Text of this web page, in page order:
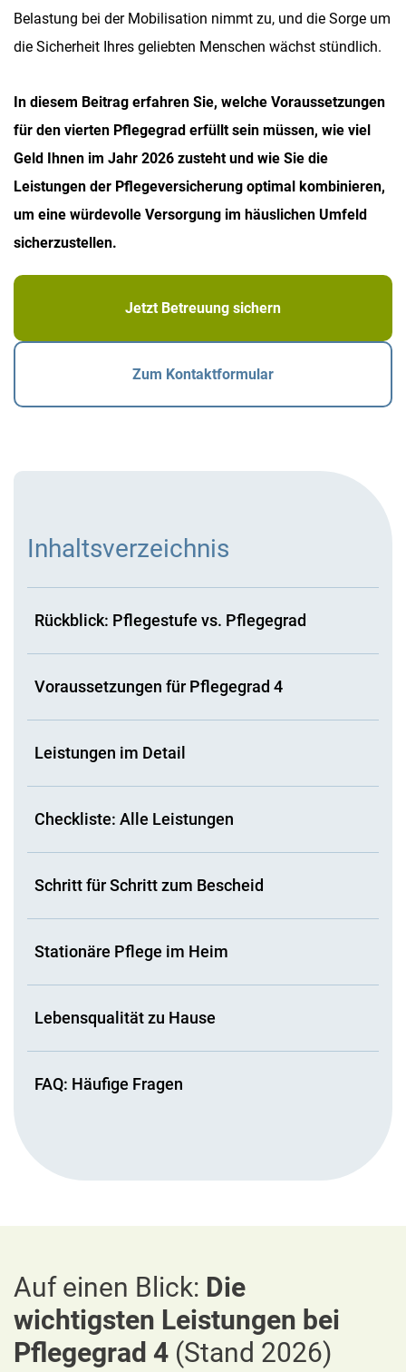
Belastung bei der Mobilisation nimmt zu, und die Sorge um
die Sicherheit Ihres geliebten Menschen wächst stündlich.
In diesem Beitrag erfahren Sie, welche Voraussetzungen
für den vierten Pflegegrad erfüllt sein müssen, wie viel
Geld Ihnen im Jahr 2026 zusteht und wie Sie die
Leistungen der Pflegeversicherung optimal kombinieren,
um eine würdevolle Versorgung im häuslichen Umfeld
sicherzustellen.
Jetzt Betreuung sichern
Zum Kontaktformular
Inhaltsverzeichnis
Rückblick: Pflegestufe vs. Pflegegrad
Voraussetzungen für Pflegegrad 4
Leistungen im Detail
Checkliste: Alle Leistungen
Schritt für Schritt zum Bescheid
Stationäre Pflege im Heim
Lebensqualität zu Hause
FAQ: Häufige Fragen
Auf einen Blick: Die
wichtigsten Leistungen bei
Pflegegrad 4 (Stand 2026)